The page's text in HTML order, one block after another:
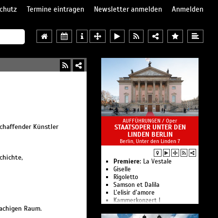
Termine eintragen Newsletter anmelden
Anmelden
Künstler
Raum.
AUFFÜHRUNGEN / Oper
STAATSOPER UNTER DEN
LINDEN BERLIN
Berlin, Unter den Linden 7
Premiere: La Vestale
Giselle
Rigoletto
Samson et Dalila
L’elisir d’amore
Kam­mer­kon­zert I
Ballettgespräch